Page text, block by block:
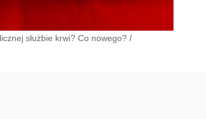
służbie krwi? Co nowego? /